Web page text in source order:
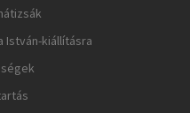
István-kiállításra